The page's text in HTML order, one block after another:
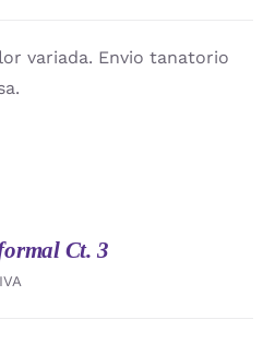
variada. Envio tanatorio
Ct. 3
IVA